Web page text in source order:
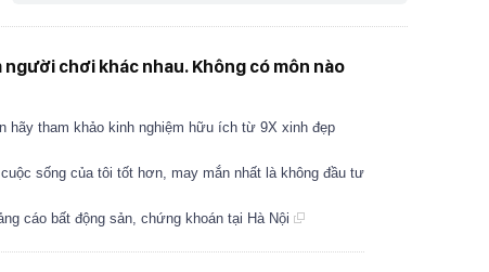
chơi khác nhau. Không có môn nào
hãy tham khảo kinh nghiệm hữu ích từ 9X xinh đẹp
sống của tôi tốt hơn, may mắn nhất là không đầu tư
cáo bất động sản, chứng khoán tại Hà Nội